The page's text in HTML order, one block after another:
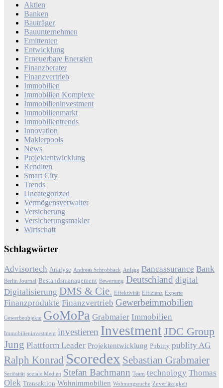
Aktien
Banken
Bauträger
Bauunternehmen
Emittenten
Entwicklung
Erneuerbare Energien
Finanzberater
Finanzvertrieb
Immobilien
Immobilien Komplexe
Immobilieninvestment
Immobilienmarkt
Immobilientrends
Innovation
Maklerpools
News
Projektentwicklung
Renditen
Smart City
Trends
Uncategorized
Vermögensverwalter
Versicherung
Versicherungsmakler
Wirtschaft
Schlagwörter
Advisortech Analyse Andreas Schrobback Anlage Bancassurance Bank
Berlin Journal Bestandsmanagement Bewertung Deutschland digital
Digitalisierung DMS & Cie. Effektivität Effizienz Experte
Finanzprodukte Finanzvertrieb Gewerbeimmobilien
Gewerbeobjekte GoMoPa Grabmaier Immobilien
Immobilieninvestment investieren Investment JDC Group
Jung Plattform Leader Projektentwicklung Publity publity AG
Ralph Konrad Scoredex Sebastian Grabmaier
Seriösität soziale Medien Stefan Bachmann Team technology Thomas
Olek Transaktion Wohnimmobilien Wohnungssuche Zuverlässigkeit